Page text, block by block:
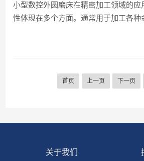
杂物堆积影响设备运转。2、润滑保养
进行润滑保养，...
小型数控外圆磨床在精密加工领域的应
性体现在多个方面。通常用于加工各种
圆柱形表面，能够达到高精度和高光
是小型数控外圆磨床在精密加工中的一
密零件加工：非常适合加工直径较小的
米级甚至纳米级的加工精度，满足航空
非标准形状的...
首页 上一页 下一页
关于我们